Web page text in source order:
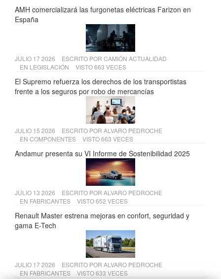
AMH comercializará las furgonetas eléctricas Farizon en
España
JULIO 17 2026 ESCRITO POR CAMIÓN ACTUALIDAD
EN LEGISLACIÓN VISTO 663 VECES
El Supremo refuerza los derechos de los transportistas
frente a los seguros por robo de mercancías
JULIO 15 2026 ESCRITO POR ALVARO PEDROCHE
EN COMPONENTES VISTO 663 VECES
Andamur presenta su VI Informe de Sostenibilidad 2025
JULIO 13 2026 ESCRITO POR ALVARO PEDROCHE
EN FABRICANTES VISTO 652 VECES
Renault Master estrena mejoras en confort, seguridad y
gama E-Tech
JULIO 17 2026 ESCRITO POR ALVARO PEDROCHE
EN FABRICANTES VISTO 633 VECES